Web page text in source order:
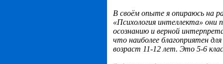
В своём опыте я опираюсь на
«Психология интеллекта» они
осознанию и верной
что наиболее благоприятен
возраст 11-12 лет. Это 5-6